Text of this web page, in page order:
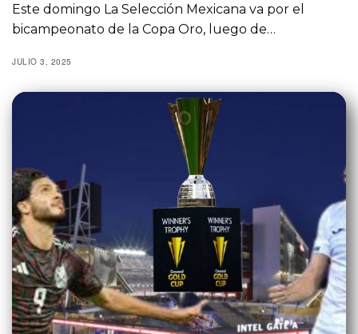
Este domingo La Selección Mexicana va por el
bicampeonato de la Copa Oro, luego de…
JULIO 3, 2025